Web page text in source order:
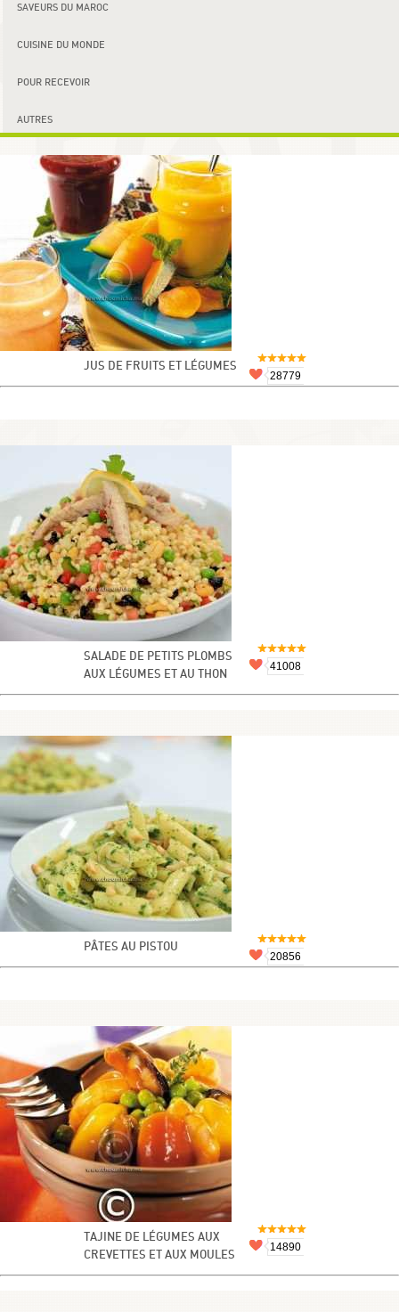
SAVEURS DU MAROC
CUISINE DU MONDE
POUR RECEVOIR
AUTRES
JUS DE FRUITS ET LÉGUMES
28779
SALADE DE PETITS PLOMBS
AUX LÉGUMES ET AU THON
41008
PÂTES AU PISTOU
20856
TAJINE DE LÉGUMES AUX
CREVETTES ET AUX MOULES
14890